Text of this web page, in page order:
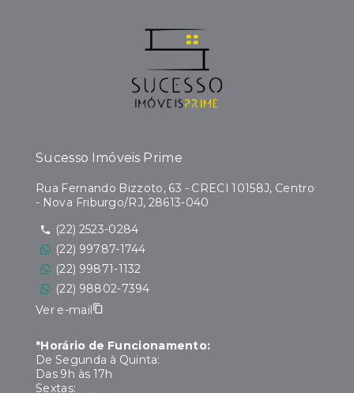
Sucesso Imóveis Prime
Rua Fernando Bizzoto, 63 - CRECI 10158J, Centro
- Nova Friburgo/RJ, 28613-040
(22) 2523-0284
(22) 99787-1744
(22) 99871-1132
(22) 98802-7394
Ver e-mail
*Horário de Funcionamento:
De Segunda à Quinta:
Das 9h às 17h
Sextas: